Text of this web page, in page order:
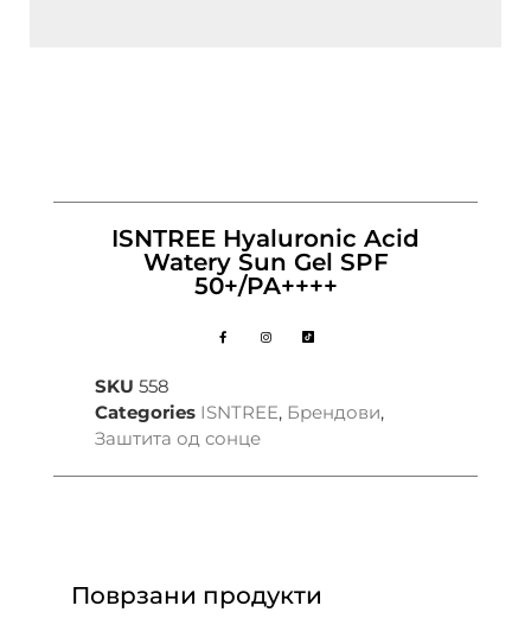
ISNTREE Hyaluronic Acid
Watery Sun Gel SPF
50+/PA++++
SKU 558
Categories ISNTREE, Брендови,
Заштита од сонце
Поврзани продукти